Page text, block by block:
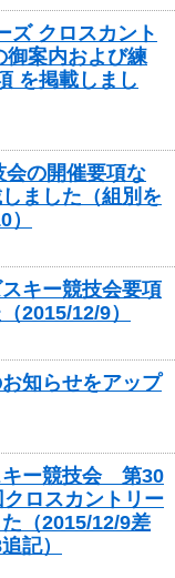
ズ クロスカント
御案内および練
を掲載しまし
の開催要項な
ました（組別を
スキー競技会要項
2015/12/9）
知らせをアップ
キー競技会 第30
ロスカントリー
（2015/12/9差
記）